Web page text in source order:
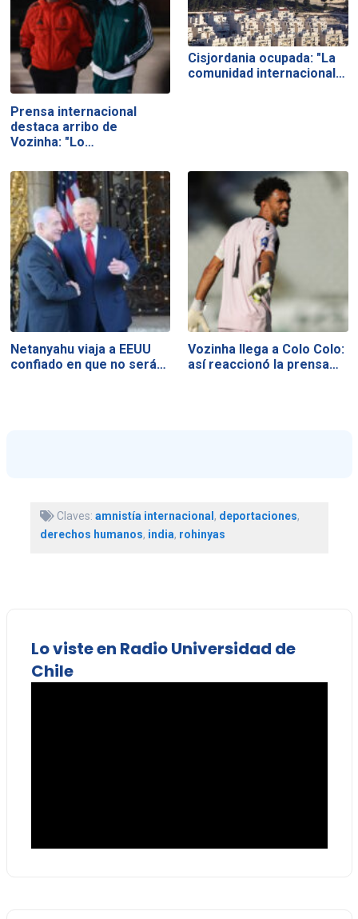
Prensa internacional
destaca arribo de
Vozinha: "Lo…
Cisjordania ocupada: "La
comunidad internacional…
Netanyahu viaja a EEUU
confiado en que no será…
Vozinha llega a Colo Colo:
así reaccionó la prensa…
Claves: amnistía internacional, deportaciones,
derechos humanos, india, rohinyas
Lo viste en Radio Universidad de
Chile